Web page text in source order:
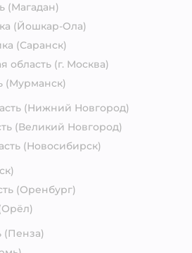
(Магадан)
(Йошкар-Ола)
(Саранск)
область (г. Москва)
(Мурманск)
(Нижний Новгород)
(Великий Новгород)
(Новосибирск)
(Оренбург)
(Пенза)